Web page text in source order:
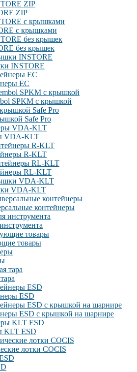
ZIP
с крышками
без крышек
INSTORE
ЕC
SPKM с крышкой
Safe Pro
VDA-KLT
R-KLT
RL-KLT
VDA-KLT
контейнеры
товары
ЕSD
ESD с крышкой на шарнире
KLT ESD
лотки COCIS